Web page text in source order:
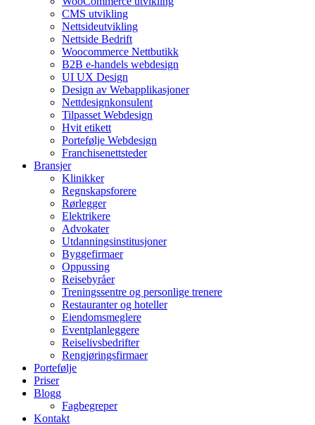
CMS utvikling
Nettsideutvikling
Nettside Bedrift
Woocommerce Nettbutikk
B2B e-handels webdesign
UI UX Design
Design av Webapplikasjoner
Nettdesignkonsulent
Tilpasset Webdesign
Hvit etikett
Portefølje Webdesign
Franchisenettsteder
Bransjer
Klinikker
Regnskapsforere
Rørlegger
Elektrikere
Advokater
Utdanningsinstitusjoner
Byggefirmaer
Oppussing
Reisebyråer
Treningssentre og personlige trenere
Restauranter og hoteller
Eiendomsmeglere
Eventplanleggere
Reiselivsbedrifter
Rengjøringsfirmaer
Portefølje
Priser
Blogg
Fagbegreper
Kontakt